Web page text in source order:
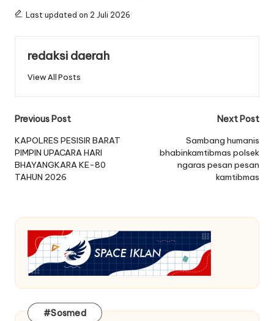
Last updated on 2 Juli 2026
redaksi daerah
View All Posts
Post
navigation
Previous Post
KAPOLRES PESISIR BARAT
PIMPIN UPACARA HARI
BHAYANGKARA KE-80
TAHUN 2026
Next Post
Sambang humanis
bhabinkamtibmas polsek
ngaras pesan pesan
kamtibmas
#Sosmed